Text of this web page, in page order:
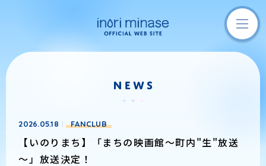
2026.05.18 FANCLUB
【いのりまち】「まちの映画館～町内"生"放送
～」放送決定！